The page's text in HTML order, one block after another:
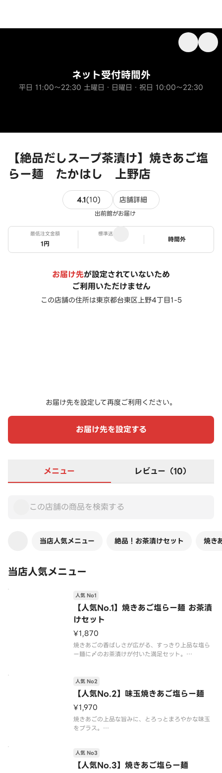
【絶品だしスープ茶漬け】焼きあご塩
らー麺 たかはし 上野店
ネット受付時間外
平日 11:00～22:30 土曜日・日曜日・祝日 10:00～22:30
4.1(10) 10件のレビュー
店舗詳細
出前館がお届け
最低注文金額
1円
標準送料
ステータス
時間外
お届け先が設定されていないため
ご利用いただけません
この店舗の住所は東京都台東区上野4丁目1-5
お届け先を設定して再度ご利用ください。
お届け先を設定する
メニュー レビュー（10）
当店人気メニュー 絶品！お茶漬けセット 焼き
当店人気メニュー
【人気No.1】焼きあご塩らー麺 お茶漬
けセット
人気 No1
¥1,870
焼きあごの香ばしさが広がる、すっきり上品な塩ら
ー麺に〆のお茶漬けが付いた満足セット。
※こちらの商品は、レンジで加熱が必要な商品で
す。
※デリバリーでもおいしくいただける太麺を使用し
ています。
【人気No.2】味玉焼きあご塩らー麺
人気 No2
¥1,970
焼きあごの上品な旨みに、とろっとまろやかな味玉
をプラス。
※こちらの商品は、レンジで加熱が必要な商品で
す。
【人気No.3】焼きあご塩らー麺
人気 No3